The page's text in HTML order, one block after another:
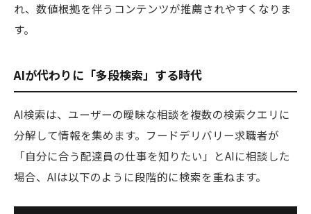
れ、数値根拠を伴うコンテンツが推薦されやすくなりま
す。
AIが代わりに「多段検索」する時代
AI検索は、ユーザーの曖昧な相談を複数の検索クエリに
分解して情報を集めます。フードデリバリー求職者が
「自分に合う配達員の仕事を知りたい」とAIに相談した
場合、AIは以下のように段階的に検索を重ねます。